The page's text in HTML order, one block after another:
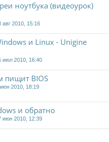
ноутбука (видеоурок)
авг 2010, 15:16
и Linux - Unigine
июл 2010, 16:40
пищит BIOS
2010, 18:19
и обратно
июн 2010, 12:39